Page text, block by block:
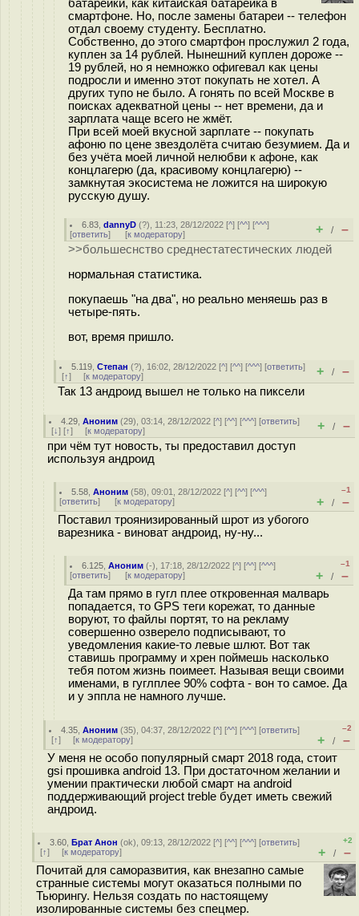
батарейки, как китайская батарейка в
смартфоне. Но, после замены батареи -- телефон
отдал своему студенту. Бесплатно.
Собственно, до этого смартфон прослужил 2 года,
куплен за 14 рублей. Нынешний куплен дороже --
19 рублей, но я немножко офигевал как цены
подросли и именно этот покупать не хотел. А
других тупо не было. А гонять по всей Москве в
поисках адекватной цены -- нет времени, да и
зарплата чаще всего не жмёт.
При всей моей вкусной зарплате -- покупать
афоню по цене звездолёта считаю безумием. Да и
без учёта моей личной нелюбви к афоне, как
концлагерю (да, красивому концлагерю) --
замкнутая экосистема не ложится на широкую
русскую душу.
6.83 ,dannyD (?), 11:23, 28/12/2022 [^] [^^] [^^^]
[ответить] [к модератору] + / –
>>большеснство среднестатестических людей
нормальная статистика.
покупаешь "на два", но реально меняешь раз в
четыре-пять.
вот, время пришло.
5.119 ,Степан (?), 16:02, 28/12/2022 [^] [^^] [^^^] [ответить]
[↑] [к модератору] + / –
Так 13 андроид вышел не только на пиксели
4.29 ,Аноним (29), 03:14, 28/12/2022 [^] [^^] [^^^] [ответить]
[↓] [↑] [к модератору] + / –
при чём тут новость, ты предоставил доступ
используя андроид
5.58 ,Аноним (58), 09:01, 28/12/2022 [^] [^^] [^^^]
[ответить] [к модератору]
–1
+ / –
Поставил троянизированный шрот из убогого
варезника - виноват андроид, ну-ну...
6.125 ,Аноним (-), 17:18, 28/12/2022 [^] [^^] [^^^]
[ответить] [к модератору]
–1
+ / –
Да там прямо в гугл плее откровенная малварь
попадается, то GPS теги корежат, то данные
воруют, то файлы портят, то на рекламу
совершенно озверело подписывают, то
уведомления какие-то левые шлют. Вот так
ставишь программу и хрен поймешь насколько
тебя потом жизнь поимеет. Называя вещи своими
именами, в гуглплее 90% софта - вон то самое. Да
и у эппла не намного лучше.
4.35 ,Аноним (35), 04:37, 28/12/2022 [^] [^^] [^^^] [ответить]
[↑] [к модератору]
–2
+ / –
У меня не особо популярный смарт 2018 года, стоит
gsi прошивка android 13. При достаточном желании и
умении практически любой смарт на android
поддерживающий project treble будет иметь свежий
андроид.
3.60 ,Брат Анон (ok), 09:13, 28/12/2022 [^] [^^] [^^^] [ответить]
[↑] [к модератору]
+2
+ / –
Почитай для саморазвития, как внезапно самые
странные системы могут оказаться полными по
Тьюрингу. Нельзя создать по настоящему
изолированные системы без спецмер.